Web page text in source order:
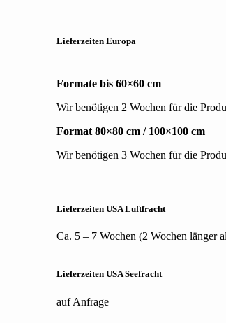
LieferzeitenEuropa
Formate bis 60×60 cm
Wir benötigen 2 Wochen für die
Format 80×80 cm / 100×100 cm
Wir benötigen 3 Wochen für die
Lieferzeiten USALuftfracht
Ca. 5 – 7 Wochen (2 Wochen länger
Lieferzeiten USASeefracht
auf Anfrage